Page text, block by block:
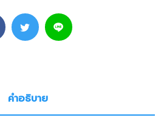
คำอธิบาย